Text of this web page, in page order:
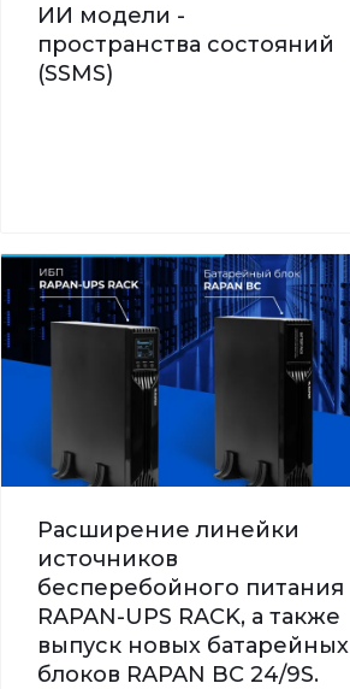
ИИ модели -
пространства состояний
(SSMS)
Расширение линейки
источников
бесперебойного питания
RAPAN-UPS RACK, а также
выпуск новых батарейных
блоков RAPAN BC 24/9S.